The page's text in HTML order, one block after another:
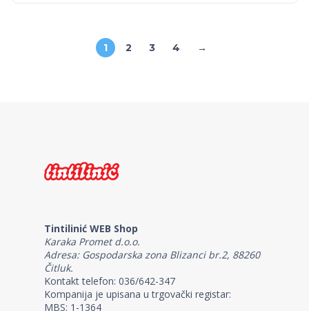
1 2 3 4 →
Tintilinić WEB Shop
Karaka Promet d.o.o.
Adresa: Gospodarska zona Blizanci br.2, 88260
Čitluk.
Kontakt telefon: 036/642-347
Kompanija je upisana u trgovački registar:
MBS: 1-1364